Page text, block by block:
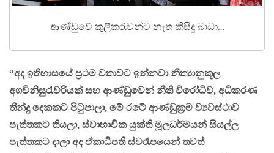
ආණ්ඩුවේ කුලීකරැවන්ට නැත කිසිදු බාධා…
‘‘අද ඉතිහාසයේ ප්‍රථම වතාවට ඉන්නවා නීත්‍යානුකූල
අගවිනිසුරැවරියක් සහ ආණ්ඩුවෙන් නීති විරෝධිව, අධිකරණ
තීන්දු දෙකකට පිටුපාලා, මේ රටේ ආණ්ඩුක්‍රම ව්‍යවස්ථාව
පැත්තකට තියලා, ස්වාභාවික යුක්ති මූලධර්මයන් සියල්ල
පැත්තකට දාලා අද ඒකාධිපති ස්වරෑපයෙන් තවත්